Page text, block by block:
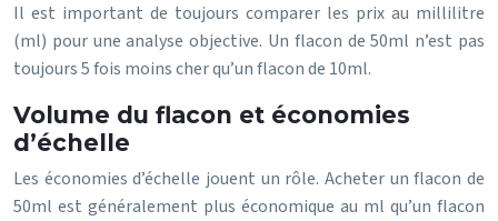
Il est important de toujours comparer les prix au millilitre
(ml) pour une analyse objective. Un flacon de 50ml n’est pas
toujours 5 fois moins cher qu’un flacon de 10ml.
Volume du flacon et économies
d’échelle
Les économies d’échelle jouent un rôle. Acheter un flacon de
50ml est généralement plus économique au ml qu’un flacon